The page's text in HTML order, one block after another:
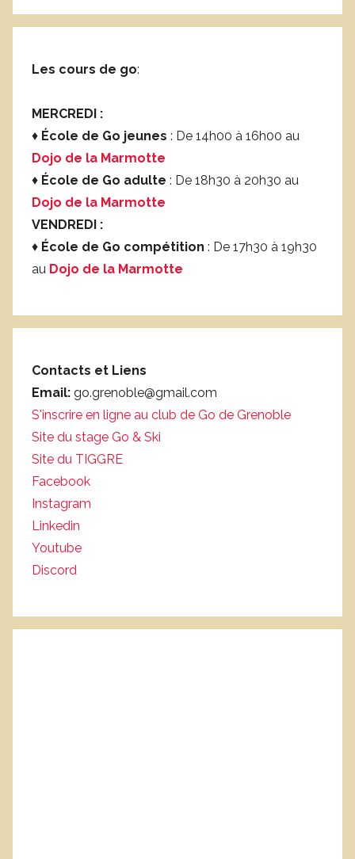
Les cours de go:
MERCREDI :
♦ École de Go jeunes : De 14h00 à 16h00 au
Dojo de la Marmotte
♦ École de Go adulte : De 18h30 à 20h30 au
Dojo de la Marmotte
VENDREDI :
♦ École de Go compétition : De 17h30 à 19h30
au Dojo de la Marmotte
Contacts et Liens
Email: go.grenoble@gmail.com
S'inscrire en ligne au club de Go de Grenoble
Site du stage Go & Ski
Site du TIGGRE
Facebook
Instagram
Linkedin
Youtube
Discord